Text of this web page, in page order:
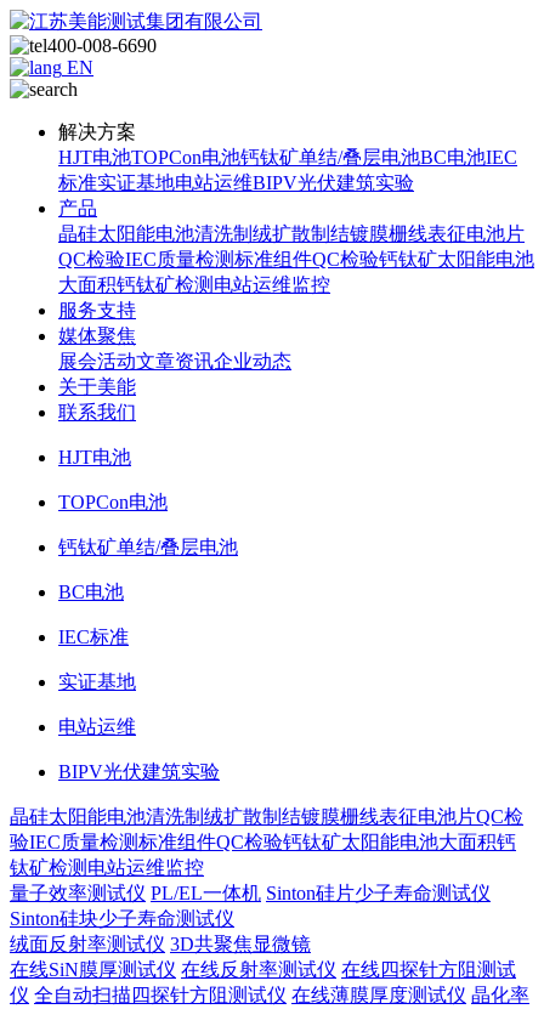
400-008-6690
EN
解决方案
HJT电池TOPCon电池钙钛矿单结/叠层电池BC电池IEC
标准实证基地电站运维BIPV光伏建筑实验
产品
晶硅太阳能电池清洗制绒扩散制结镀膜栅线表征电池片
QC检验IEC质量检测标准组件QC检验钙钛矿太阳能电池
大面积钙钛矿检测 电站运维监控
服务支持
媒体聚焦
展会活动文章资讯企业动态
关于美能
联系我们
HJT电池
TOPCon电池
钙钛矿单结/叠层电池
BC电池
IEC标准
实证基地
电站运维
BIPV光伏建筑实验
晶硅太阳能电池清洗制绒扩散制结镀膜栅线表征电池片QC检
验IEC质量检测标准组件QC检验钙钛矿太阳能电池大面积钙
钛矿检测 电站运维监控
量子效率测试仪 PL/EL一体机 Sinton硅片少子寿命测试仪
Sinton硅块少子寿命测试仪
绒面反射率测试仪 3D共聚焦显微镜
在线SiN膜厚测试仪 在线反射率测试仪 在线四探针方阻测试
仪 全自动扫描四探针方阻测试仪 在线薄膜厚度测试仪 晶化率